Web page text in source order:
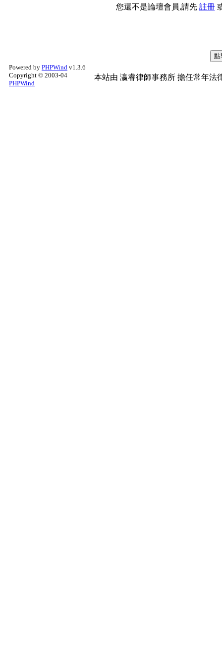
您還不是論壇會員,請先 註冊
Powered by PHPWind v1.3.6
Copyright © 2003-04
PHPWind
本站由 瀛睿律師事務所 擔任常年法